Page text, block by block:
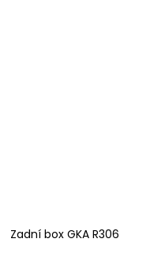
Zadní box GKA R306